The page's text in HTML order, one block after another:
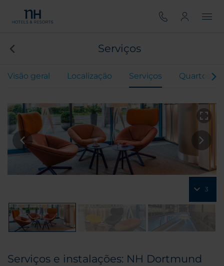
Serviços
Visão geral Localização Serviços Quartos
3
Serviços e instalações: NH Dortmund